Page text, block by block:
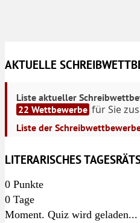
AKTUELLE
Liste aktueller
22 Wettbewerbe für Sie
Liste der
LITERARISCHES
0 Punkte
0 Tage
Moment. Quiz wird geladen...